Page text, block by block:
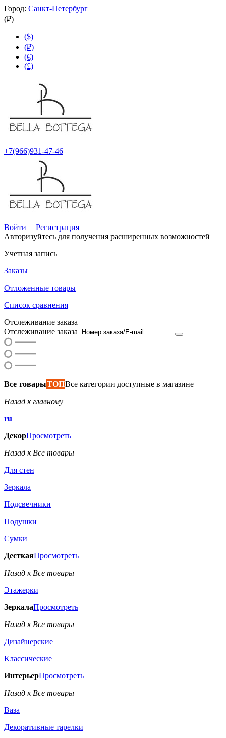
Город: Санкт-Петербург
(₽)
($)
(₽)
(€)
(£)
+7(966)931-47-46
Войти | Регистрация
Авторизуйтесь для получения расширенных возможностей
Учетная запись
Заказы
Отложенные товары
Список сравнения
Отслеживание заказа
Отслеживание заказа
Все товарыТОПВсе категории доступные в магазине
Назад к главному
ru
ДекорПросмотреть
Назад к Все товары
Для стен
Зеркала
Подсвечники
Подушки
Сумки
ДесткаяПросмотреть
Назад к Все товары
Этажерки
ЗеркалаПросмотреть
Назад к Все товары
Дизайнерские
Классические
ИнтерьерПросмотреть
Назад к Все товары
Ваза
Декоративные тарелки